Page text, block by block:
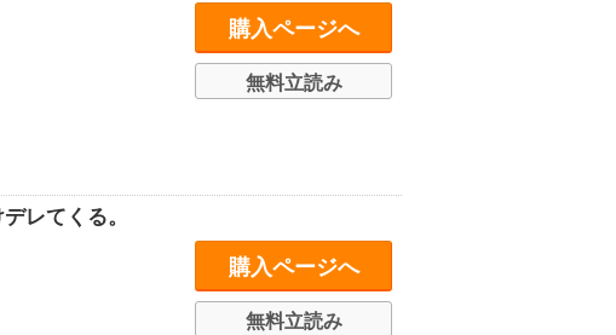
購入ページへ
無料立読み
レてくる。
購入ページへ
無料立読み